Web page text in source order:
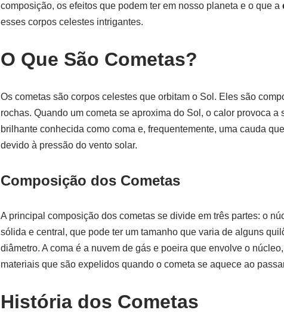
composição, os efeitos que podem ter em nosso planeta e o que a
esses corpos celestes intrigantes.
O Que São Cometas?
Os cometas são corpos celestes que orbitam o Sol. Eles são
rochas. Quando um cometa se aproxima do Sol, o calor provoca
brilhante conhecida como coma e, frequentemente, uma cauda
devido à pressão do vento solar.
Composição dos Cometas
A principal composição dos cometas se divide em três partes: o
sólida e central, que pode ter um tamanho que varia de alguns
diâmetro. A coma é a nuvem de gás e poeira que envolve o
materiais que são expelidos quando o cometa se aquece ao
História dos Cometas